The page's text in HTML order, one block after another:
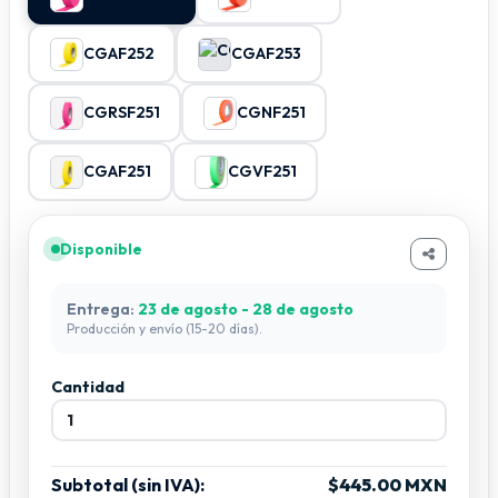
sociales.
📌 La cinta gaffer adhesiva es la solución confiable para técnicos,
iluminadores, sonidistas y productores que necesitan
organización, seguridad y profesionalismo en sus instalaciones.
Cinta Gaffer, Cinta Adhesiva, Cinta Para Escenarios, Producción
De Eventos, Cinta De Piso, Iluminación Profesional, Tape Gaffer
Eventos En Vivo, Montaje De Escenarios
CGAF252 CGAF253
CGRSF251 CGNF251
CGAF251 CGVF251
Disponible
Entrega: 23 de agosto - 28 de agosto
Producción y envío (15-20 días).
Cantidad
Subtotal (sin IVA): $445.00 MXN